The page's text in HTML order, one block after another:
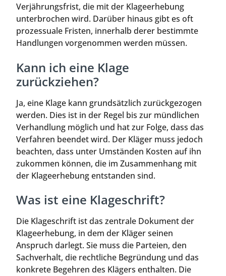
Verjährungsfrist, die mit der Klageerhebung
unterbrochen wird. Darüber hinaus gibt es oft
prozessuale Fristen, innerhalb derer bestimmte
Handlungen vorgenommen werden müssen.
Kann ich eine Klage
zurückziehen?
Ja, eine Klage kann grundsätzlich zurückgezogen
werden. Dies ist in der Regel bis zur mündlichen
Verhandlung möglich und hat zur Folge, dass das
Verfahren beendet wird. Der Kläger muss jedoch
beachten, dass unter Umständen Kosten auf ihn
zukommen können, die im Zusammenhang mit
der Klageerhebung entstanden sind.
Was ist eine Klageschrift?
Die Klageschrift ist das zentrale Dokument der
Klageerhebung, in dem der Kläger seinen
Anspruch darlegt. Sie muss die Parteien, den
Sachverhalt, die rechtliche Begründung und das
konkrete Begehren des Klägers enthalten. Die